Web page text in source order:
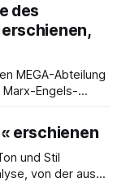
des
erschienen,
MEGA-Abteilung
Engels-
Zeit nur noch
III). Das ist
öffentlich
erschienen
und Stil
von der aus